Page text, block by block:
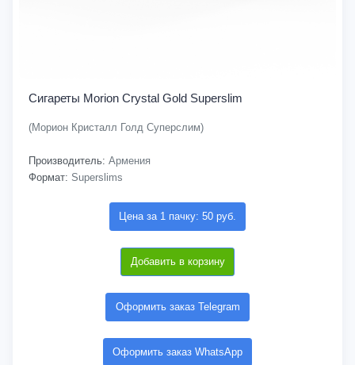
Сигареты Morion Crystal Gold Superslim
(Морион Кристалл Голд Суперслим)
Производитель: Армения
Формат: Superslims
Цена за 1 пачку: 50 руб.
Добавить в корзину
Оформить заказ Telegram
Оформить заказ WhatsApp